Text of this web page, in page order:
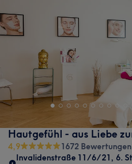
Hautgefühl - aus Liebe
4,9
1672 Bewertungen
Invalidenstraße 11/6/21, 6.